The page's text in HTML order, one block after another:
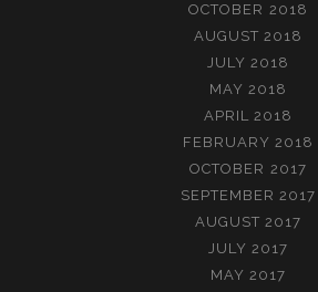
OCTOBER 2018
AUGUST 2018
JULY 2018
MAY 2018
APRIL 2018
FEBRUARY 2018
OCTOBER 2017
SEPTEMBER 2017
AUGUST 2017
JULY 2017
MAY 2017